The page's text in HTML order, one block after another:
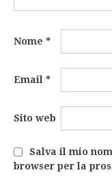
Nome *
Email *
Sito web
Salva il mio
browser per la